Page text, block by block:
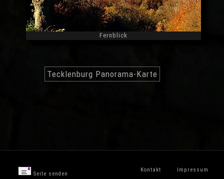
Fernblick
Tecklenburg Panorama-Karte
Impressum
Kontakt
Seite senden